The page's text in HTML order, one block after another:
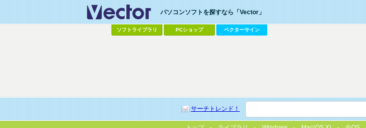
パソコンソフトを探すなら「Vector」
ソフトライブラリ PCショップ ベクターサイン
サーチトレンド！